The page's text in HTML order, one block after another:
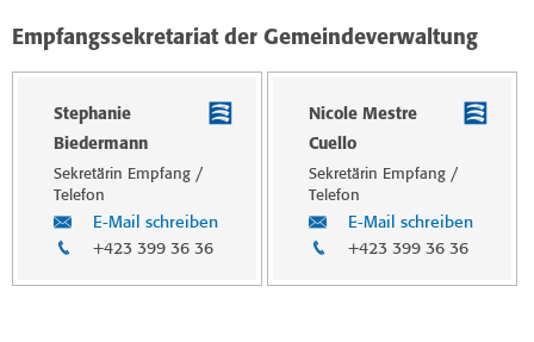
Empfangssekretariat der Gemeindeverwaltung
Stephanie
Biedermann
Sekretärin Empfang /
Telefon
E-Mail schreiben
+423 399 36 36
Nicole Mestre
Cuello
Sekretärin Empfang /
Telefon
E-Mail schreiben
+423 399 36 36